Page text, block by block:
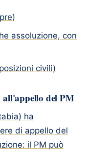
assoluzione, con
civili)
del PM
ha
di appello del
il PM può